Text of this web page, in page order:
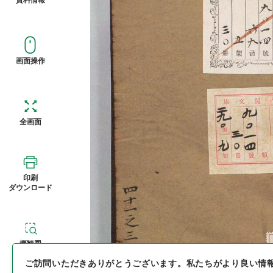
画面操作
全画面
印刷
ダウンロード
概観図
ご訪問いただきありがとうございます。 私たちがより良い情